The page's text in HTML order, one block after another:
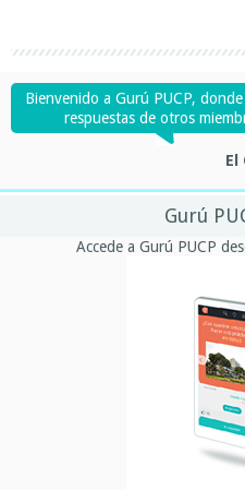
Bienvenido a Gurú PUCP,
respuestas de otros
El
Gurú
Accede a Gurú PUCP